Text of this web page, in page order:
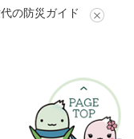
の防災ガイド